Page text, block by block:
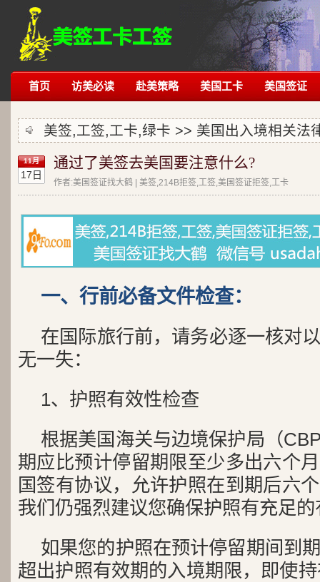
首页 访美必读 赴美策略 美国工卡 美国签证
美签,工签,工卡,绿卡 >> 美国出入境相关法
11月
17日
通过了美签去美国要注意什么?
作者:美国签证找大鹤 | 美签,214B拒签,工签,美国签证拒签,工卡
一、行前必备文件检查：
在国际旅行前，请务必逐一核对
无一失：
1、护照有效性检查
根据美国海关与边境保护局（
期应比预计停留期限至少多出六个
国签有协议，允许护照在到期后六
我们仍强烈建议您确保护照有充足
如果您的护照在预计停留期间到
超出护照有效期的入境期限，即使